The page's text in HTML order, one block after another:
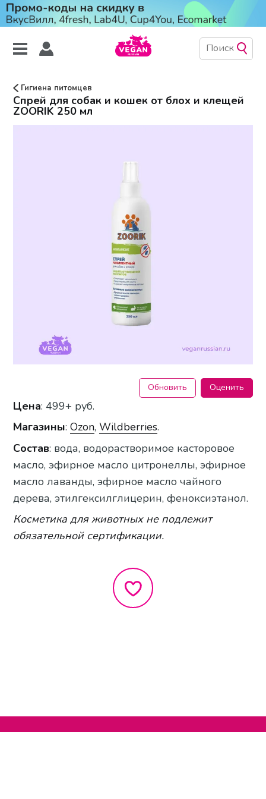
Гигиена питомцев
Спрей для собак и кошек от блох и клещей
ZOORIK 250 мл
Обновить Оценить
Цена: 499+ руб.
Магазины:Ozon,Wildberries.
Состав: вода, водорастворимое касторовое
масло, эфирное масло цитронеллы, эфирное
масло лаванды, эфирное масло чайного
дерева, этилгексилглицерин, феноксиэтанол.
Косметика для животных не подлежит
обязательной сертификации.